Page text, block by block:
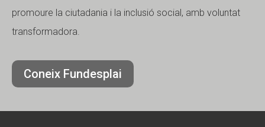
promoure la ciutadania i la inclusió social, amb voluntat
transformadora.
Coneix Fundesplai